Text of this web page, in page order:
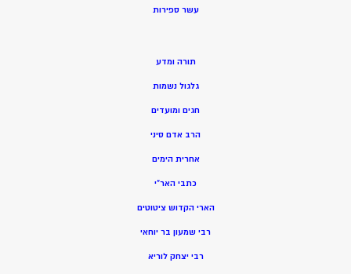
עשר ספירות
תורה ומדע
גלגול נשמות
חגים ומועדים
הרב אדם סיני
אחרית הימים
כתבי האר”י
הארי הקדוש ציטוטים
רבי שמעון בר יוחאי
רבי יצחק לוריא